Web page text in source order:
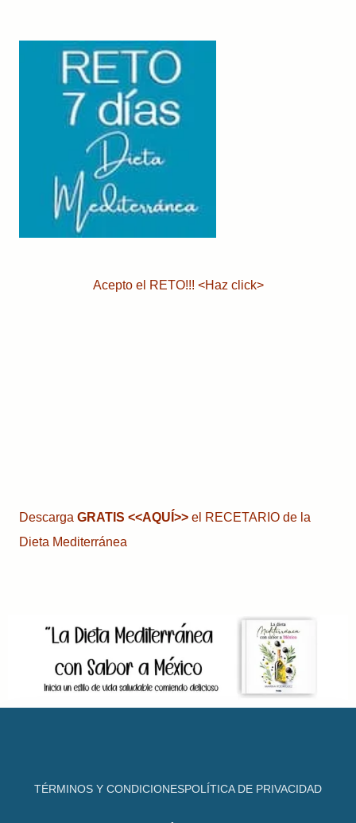
Acepto el RETO!!! <Haz click>
Descarga GRATIS <<AQUÍ>>el RECETARIO de la
Dieta Mediterránea
TÉRMINOS Y CONDICIONESPOLÍTICA DE PRIVACIDAD